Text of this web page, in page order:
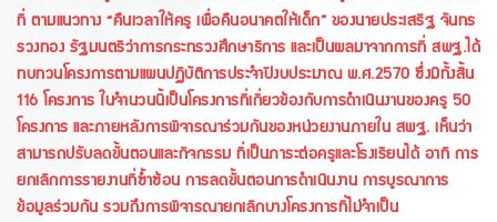
ที่ ตามแนวทาง “คืนเวลาให้ครู เพื่อคืนอนาคตให้เด็ก” ของนายประเสริฐ จันทร
รวงทอง รัฐมนตรีว่าการกระทรวงศึกษาธิการ และเป็นผลมาจากการที่ สพฐ.ได้
ทบทวนโครงการตามแผนปฏิบัติการประจำปีงบประมาณ พ.ศ.2570 ซึ่งมีทั้งสิ้น
116 โครงการ ในจำนวนนี้เป็นโครงการที่เกี่ยวข้องกับการดำเนินงานของครู 50
โครงการ และภายหลังการพิจารณาร่วมกันของหน่วยงานภายใน สพฐ. เห็นว่า
สามารถปรับลดขั้นตอนและกิจกรรม ที่เป็นภาระต่อครูและโรงเรียนได้ อาทิ การ
ยกเลิกการรายงานที่ซ้ำซ้อน การลดขั้นตอนการดำเนินงาน การบูรณาการ
ข้อมูลร่วมกัน รวมถึงการพิจารณายกเลิกบางโครงการที่ไม่จำเป็น